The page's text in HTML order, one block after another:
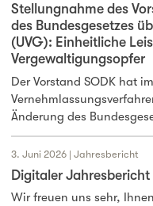
Stellungnahme des
des Bundesgesetzes
(UVG): Einheitliche
Vergewaltigungsopfer
Der Vorstand SODK hat
Änderung des
3. Juni 2026 | Jahresbericht
Digitaler
Wir freuen uns sehr,